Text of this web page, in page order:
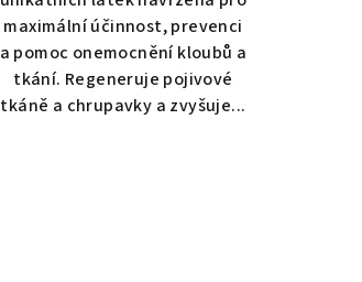
maximální účinnost, prevenci
a pomoc onemocnění kloubů a
tkání. Regeneruje pojivové
tkáně a chrupavky a zvyšuje...